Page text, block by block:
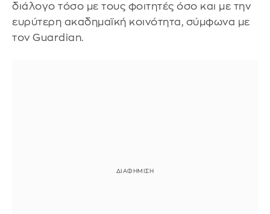
διάλογο τόσο με τους φοιτητές όσο και με την
ευρύτερη ακαδημαϊκή κοινότητα, σύμφωνα με
τον Guardian.